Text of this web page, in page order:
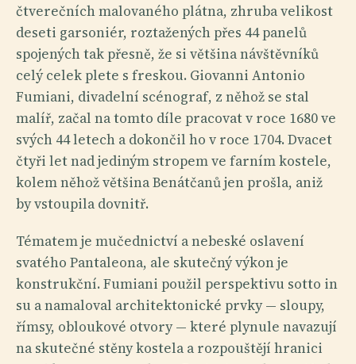
čtverečních malovaného plátna, zhruba velikost
deseti garsoniér, roztažených přes 44 panelů
spojených tak přesně, že si většina návštěvníků
celý celek plete s freskou. Giovanni Antonio
Fumiani, divadelní scénograf, z něhož se stal
malíř, začal na tomto díle pracovat v roce 1680 ve
svých 44 letech a dokončil ho v roce 1704. Dvacet
čtyři let nad jediným stropem ve farním kostele,
kolem něhož většina Benátčanů jen prošla, aniž
by vstoupila dovnitř.
Tématem je mučednictví a nebeské oslavení
svatého Pantaleona, ale skutečný výkon je
konstrukční. Fumiani použil perspektivu sotto in
su a namaloval architektonické prvky — sloupy,
římsy, obloukové otvory — které plynule navazují
na skutečné stěny kostela a rozpouštějí hranici